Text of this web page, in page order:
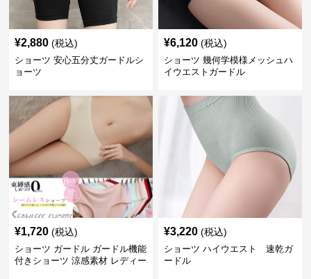
¥2,880 (税込)
ショーツ 安心五分丈ガードルシ
ョーツ
¥6,120 (税込)
ショーツ 幾何学模様メッシュハ
イウエストガードル
¥1,720 (税込)
ショーツ ガードル ガードル機能
付きショーツ 涼感素材 レディー
¥3,220 (税込)
ショーツ ハイウエスト 速乾ガ
ードル